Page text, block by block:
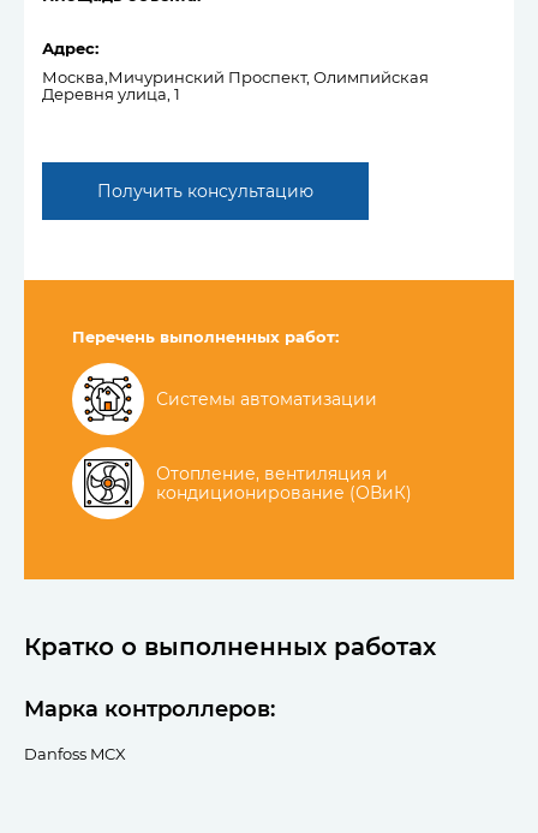
Адрес:
Москва,Мичуринский Проспект, Олимпийская
Деревня улица, 1
Получить консультацию
Перечень выполненных работ:
Системы автоматизации
Отопление, вентиляция и
кондиционирование (ОВиК)
Кратко о выполненных работах
Марка контроллеров:
Danfoss MCX